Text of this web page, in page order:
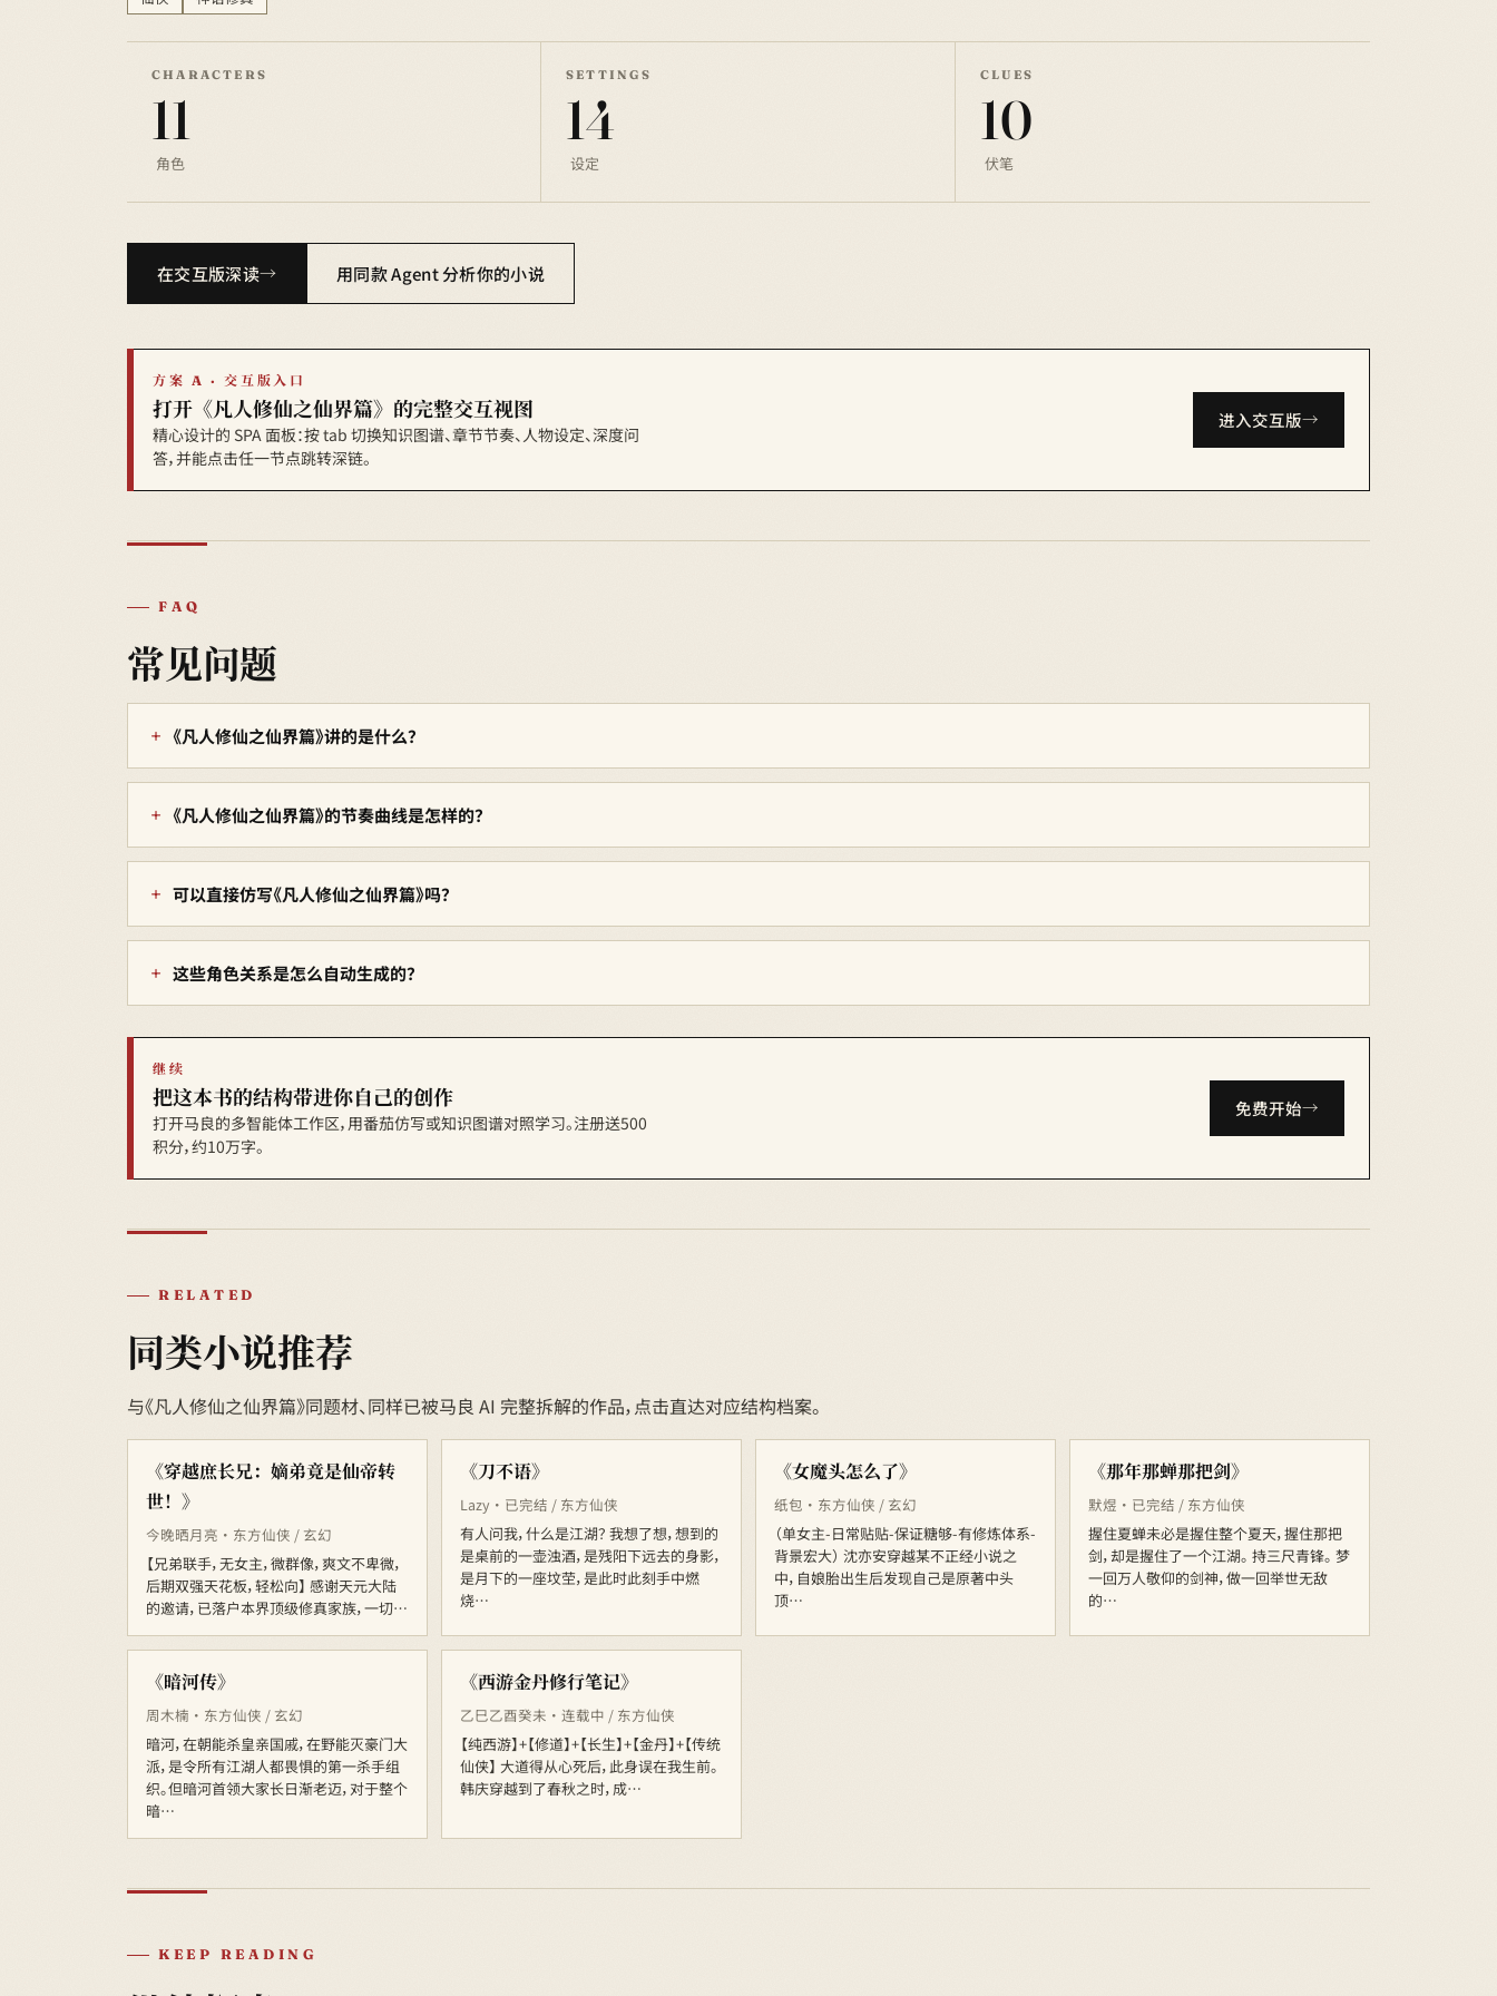
CHARACTERS
11
角色
SETTINGS
14
设定
CLUES
10
伏笔
在交互版深读 用同款 Agent 分析你的小说
方案 A · 交互版入口
打开《凡人修仙之仙界篇》的完整交互视图
精心设计的 SPA 面板：按 tab 切换知识图谱、章节节奏、人物设定、深度问
答，并能点击任一节点跳转深链。
进入交互版
FAQ
常见问题
《凡人修仙之仙界篇》讲的是什么？
《凡人修仙之仙界篇》的节奏曲线是怎样的？
可以直接仿写《凡人修仙之仙界篇》吗？
这些角色关系是怎么自动生成的？
继续
把这本书的结构带进你自己的创作
打开马良的多智能体工作区，用番茄仿写或知识图谱对照学习。注册送500
积分，约10万字。
免费开始
RELATED
同类小说推荐
与《凡人修仙之仙界篇》同题材、同样已被马良 AI 完整拆解的作品，点击直达对应结构档案。
《穿越庶长兄：嫡弟竟是仙帝转
世！》
今晚晒月亮 · 东方仙侠 / 玄幻
【兄弟联手，无女主，微群像，爽文不卑微，
后期双强天花板，轻松向】 感谢天元大陆
的邀请，已落户本界顶级修真家族，一切…
《刀不语》
Lazy · 已完结 / 东方仙侠
有人问我，什么是江湖？ 我想了想，想到的
是桌前的一壶浊酒，是残阳下远去的身影，
是月下的一座坟茔，是此时此刻手中燃
烧…
《女魔头怎么了》
纸包 · 东方仙侠 / 玄幻
（单女主-日常贴贴-保证糖够-有修炼体系-
背景宏大） 沈亦安穿越某不正经小说之
中，自娘胎出生后发现自己是原著中头
顶…
《那年那蝉那把剑》
默煜 · 已完结 / 东方仙侠
握住夏蝉未必是握住整个夏天，握住那把
剑，却是握住了一个江湖。 持三尺青锋。 梦
一回万人敬仰的剑神，做一回举世无敌
的…
《暗河传》
周木楠 · 东方仙侠 / 玄幻
暗河，在朝能杀皇亲国戚，在野能灭豪门大
派，是令所有江湖人都畏惧的第一杀手组
织。但暗河首领大家长日渐老迈，对于整个
暗…
《西游金丹修行笔记》
乙巳乙酉癸未 · 连载中 / 东方仙侠
【纯西游】+【修道】+【长生】+【金丹】+【传统
仙侠】 大道得从心死后，此身误在我生前。
韩庆穿越到了春秋之时，成…
KEEP READING